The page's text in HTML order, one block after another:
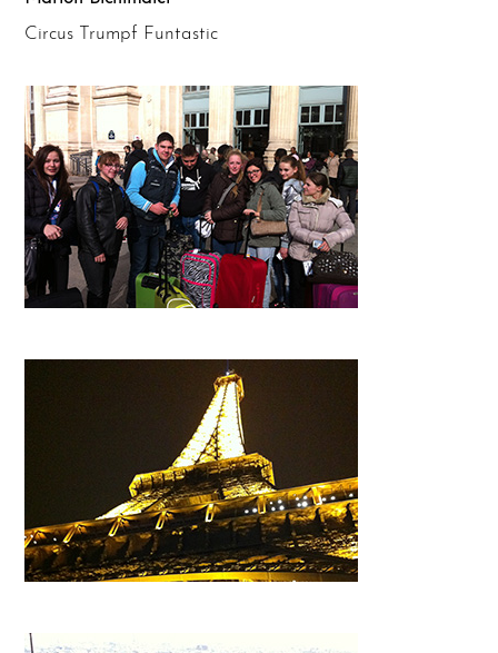
Cir­cus Trumpf Funtastic